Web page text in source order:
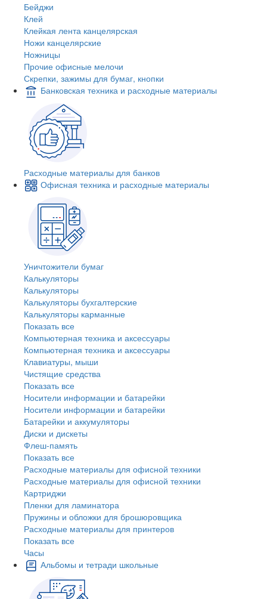
Бейджи
Клей
Клейкая лента канцелярская
Ножи канцелярские
Ножницы
Прочие офисные мелочи
Скрепки, зажимы для бумаг, кнопки
Банковская техника и расходные материалы
Расходные материалы для банков
Офисная техника и расходные материалы
Уничтожители бумаг
Калькуляторы
Калькуляторы
Калькуляторы бухгалтерские
Калькуляторы карманные
Показать все
Компьютерная техника и аксессуары
Компьютерная техника и аксессуары
Клавиатуры, мыши
Чистящие средства
Показать все
Носители информации и батарейки
Носители информации и батарейки
Батарейки и аккумуляторы
Диски и дискеты
Флеш-память
Показать все
Расходные материалы для офисной техники
Расходные материалы для офисной техники
Картриджи
Пленки для ламинатора
Пружины и обложки для брошюровщика
Расходные материалы для принтеров
Показать все
Часы
Альбомы и тетради школьные